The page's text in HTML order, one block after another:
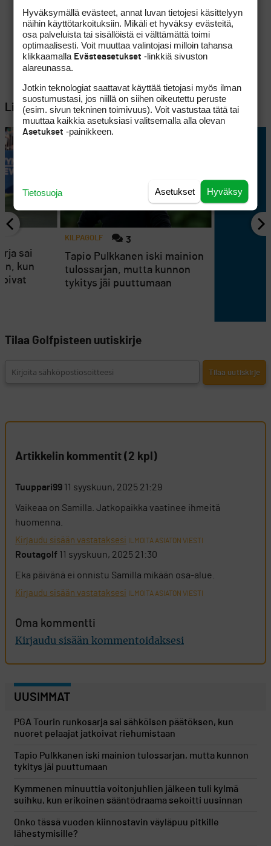
Lisää aiheesta
KILPAGOLF 3
Tapio Pulkkanen iski mainion
tulossarjan, mutta kunnon
tykitys jäi puuttumaan
sai
kun
Tilaa Golfpisteen uutiskirje
Artikkelin kommentit (2 kpl)
Tuuppari99 11 syyskuun, 2025 21:29
Vaikeaa on Samilla. Jatkopaikka vaatinee ihmeitä
huomenna.
Kirjaudu sisään vastataksesi ILMOITA ASIATON VIESTI
Routagolf 11 syyskuun, 2025 21:30
Eka päivänä ei onnistu Samilla mikään osa-alue.
Kirjaudu sisään vastataksesi ILMOITA ASIATON VIESTI
Oma kommentti
Kirjaudu sisään kommentoidaksesi
UUSIMMAT
PGA Tourin runkosarja sai sähköisen päätöksen, kun
nuoret pelaajat jatkoivat riehumistaan
Tapio Pulkkanen iski mainion tulossarjan, mutta kunnon
tykitys jäi puuttumaan
Kymmenen minuuttia voitonjuhlien jälkeen tuli kylmä
suihku, kun erikoinen sääntödraama sekoitti uusinnan
Onko tässä vuoden kiinnostavin väyläpuu pitkille
lähestymisille?
Hyväksymällä evästeet, annat luvan tietojesi käsittelyyn
näihin käyttötarkoituksiin. Mikäli et hyväksy evästeitä,
osa palveluista tai sisällöistä ei välttämättä toimi
optimaalisesti. Voit muuttaa valintojasi milloin tahansa
klikkaamalla Evästeasetukset -linkkiä sivuston
alareunassa.
Jotkin teknologiat saattavat käyttää tietojasi myös ilman
suostumustasi, jos niillä on siihen oikeutettu peruste
(esim. sivun tekninen toimivuus). Voit vastustaa tätä tai
muuttaa kaikkia asetuksiasi valitsemalla alla olevan
Asetukset -painikkeen.
Hyväksy
Asetukset
Tietosuoja